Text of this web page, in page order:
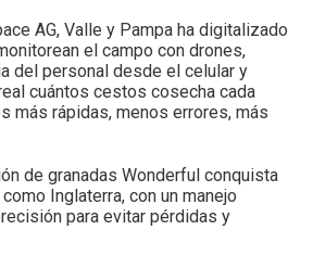
AG, Valle y Pampa ha digitalizado
el campo con drones,
del personal desde el celular y
cuántos cestos cosecha cada
más rápidas, menos errores, más
de granadas Wonderful conquista
Inglaterra, con un manejo
para evitar pérdidas y